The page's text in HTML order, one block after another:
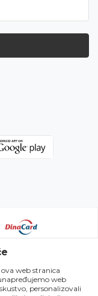
prikazu slika i
informacije kompletne
web stranica
web
personalizovali